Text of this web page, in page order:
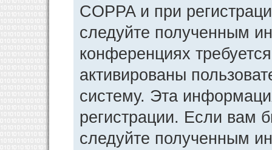
COPPA и при
следуйте полученным
конференциях
активированы
систему. Эта
регистрации. Если вам
следуйте полученным